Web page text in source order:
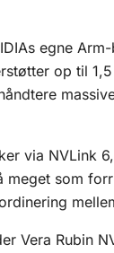
egne
op til
via NVLink
meget som
Vera Rubin